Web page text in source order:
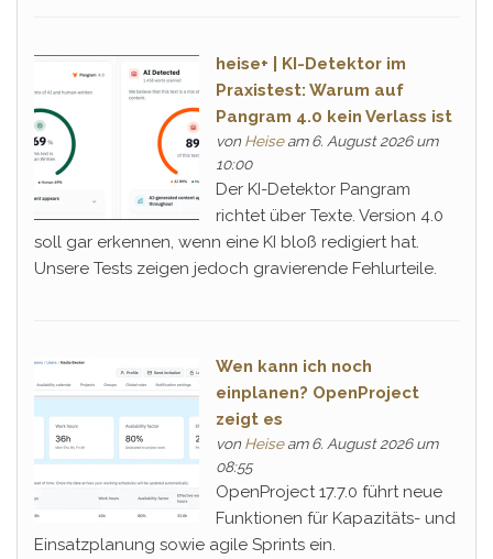
heise+ | KI-Detektor im
Praxistest: Warum auf
Pangram 4.0 kein Verlass ist
von Heiseam 6. August 2026 um
10:00
Der KI-Detektor Pangram
richtet über Texte. Version 4.0
soll gar erkennen, wenn eine KI bloß redigiert hat.
Unsere Tests zeigen jedoch gravierende Fehlurteile.
Wen kann ich noch
einplanen? OpenProject
zeigt es
von Heiseam 6. August 2026 um
08:55
OpenProject 17.7.0 führt neue
Funktionen für Kapazitäts- und
Einsatzplanung sowie agile Sprints ein.